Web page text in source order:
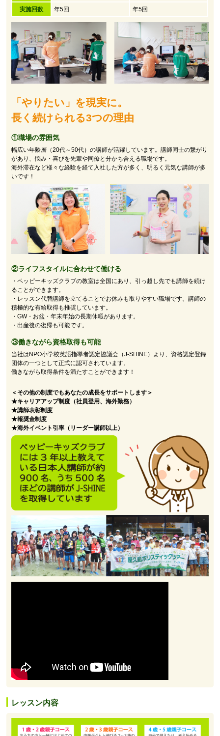
実施回数 年5回 年5回
「やりたい」を現実に。
長く続けられる3つの理由
①職場の雰囲気
幅広い年齢層（20代～50代）の講師が活躍しています。講師同士の繋がり
があり、悩み・喜びを先輩や同僚と分かち合える職場です。
海外滞在など様々な経験を経て入社した方が多く、明るく元気な講師が多
いです！
②ライフスタイルに合わせて働ける
・ペッピーキッズクラブの教室は全国にあり、引っ越し先でも講師を続け
ることができます。
・レッスン代替講師を立てることでお休みも取りやすい職場です。講師の
積極的な有給取得も推奨しています。
・GW・お盆・年末年始の長期休暇があります。
・出産後の復帰も可能です。
③働きながら資格取得も可能
当社はNPO小学校英語指導者認定協議会（J-SHINE）より、資格認定登録
団体の一つとして正式に認可されています。
働きながら取得条件を満たすことができます！
＜その他の制度でもあなたの成長をサポートします＞
★キャリアアップ制度（社員登用、海外勤務）
★講師表彰制度
★報奨金制度
★海外イベント引率（リーダー講師以上）
レッスン内容